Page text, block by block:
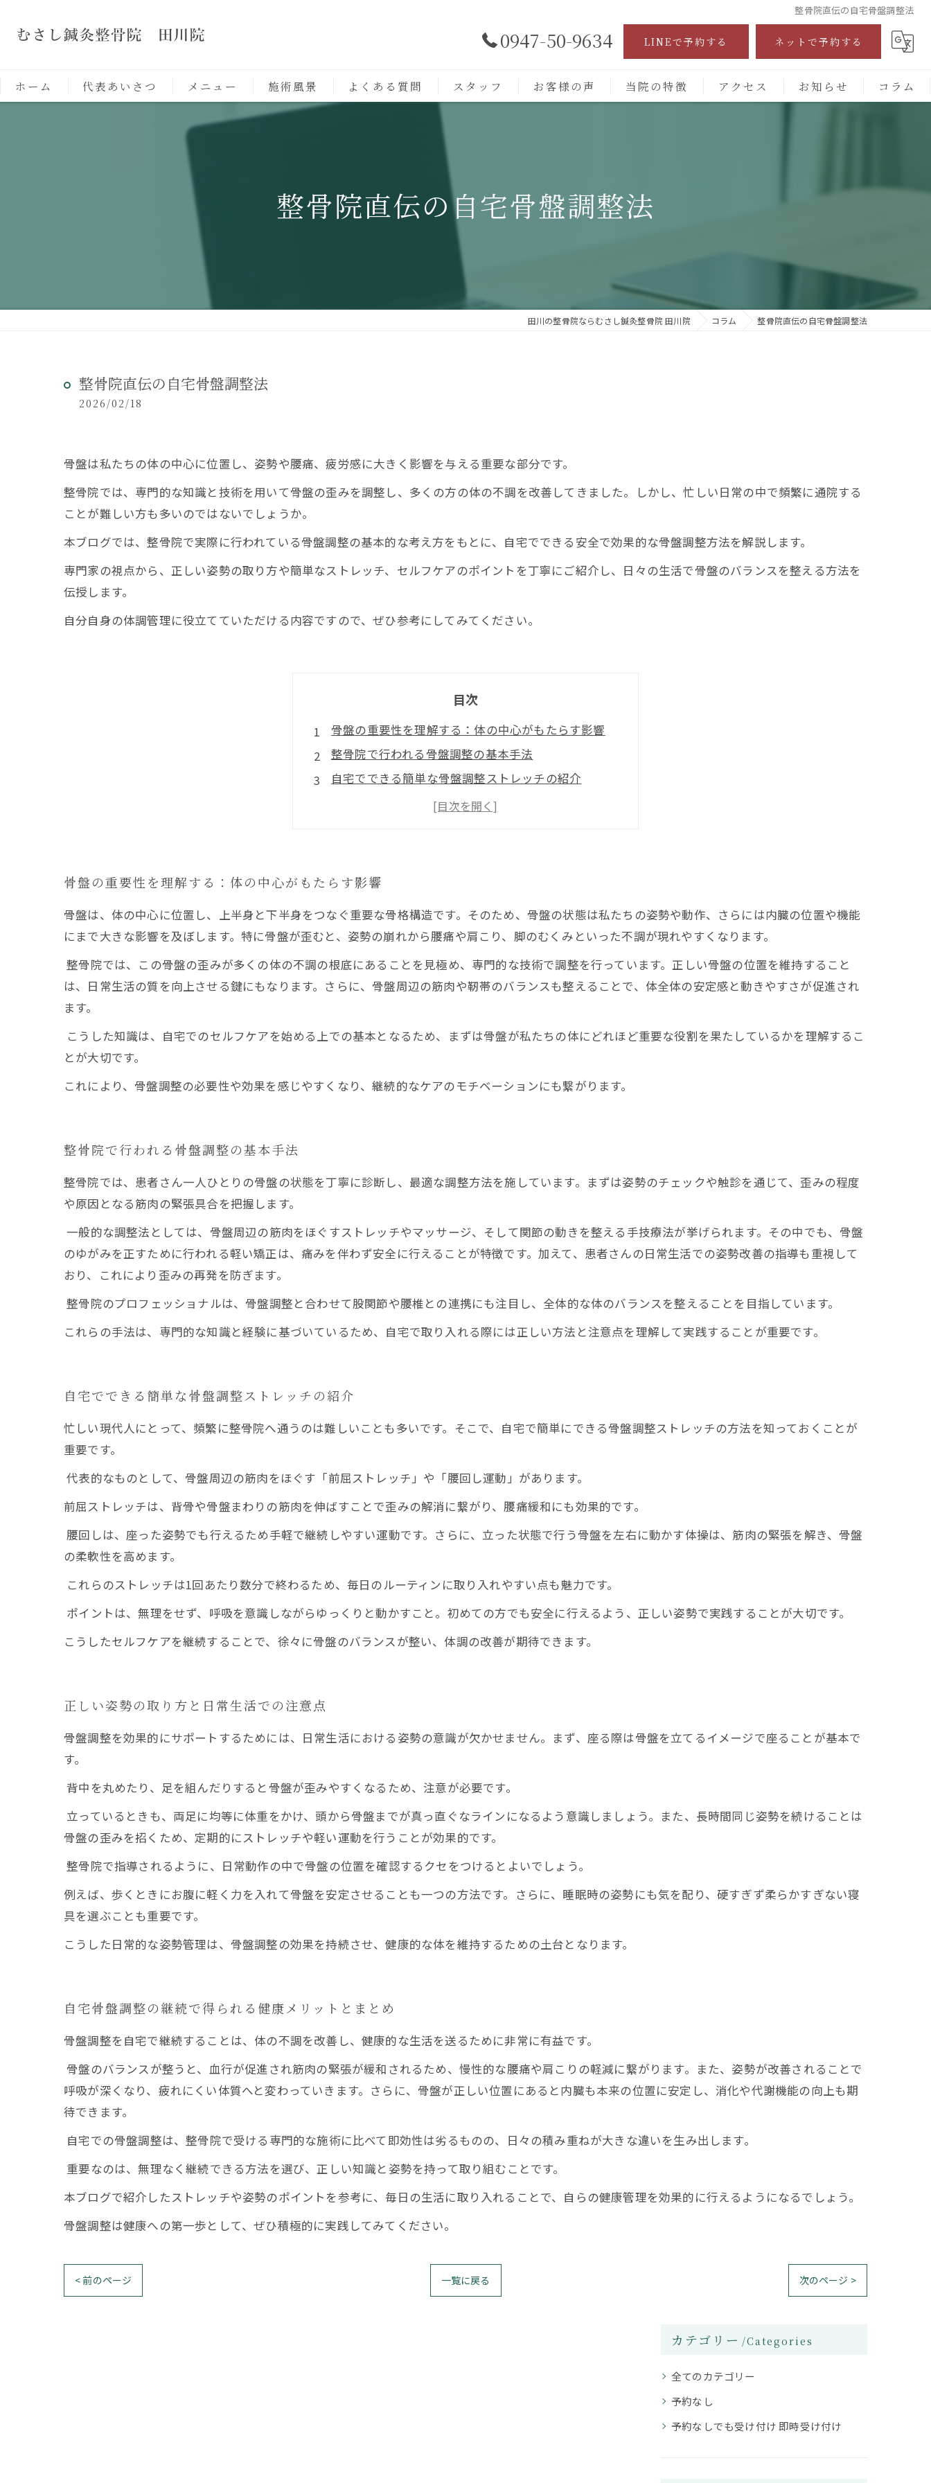
整骨院直伝の自宅骨盤調整法
0947-50-9634 LINEで予約する ネットで予約する
ホーム 代表あいさつ メニュー 施術風景 よくある質問 スタッフ お客様の声 当院の特徴
保険施術
アクセス お知らせ コラム
整骨院直伝の自宅骨盤調整法
田川の整骨院ならむさし鍼灸整骨院 田川院 コラム 整骨院直伝の自宅骨盤調整法
整骨院直伝の自宅骨盤調整法
2026/02/18
骨盤は私たちの体の中心に位置し、姿勢や腰痛、疲労感に大きく影響を与える重要な部分です。
整骨院では、専門的な知識と技術を用いて骨盤の歪みを調整し、多くの方の体の不調を改善してきました。しかし、忙しい日常の中で頻繁に通院する
ことが難しい方も多いのではないでしょうか。
本ブログでは、整骨院で実際に行われている骨盤調整の基本的な考え方をもとに、自宅でできる安全で効果的な骨盤調整方法を解説します。
専門家の視点から、正しい姿勢の取り方や簡単なストレッチ、セルフケアのポイントを丁寧にご紹介し、日々の生活で骨盤のバランスを整える方法を
伝授します。
自分自身の体調管理に役立てていただける内容ですので、ぜひ参考にしてみてください。
目次
骨盤の重要性を理解する：体の中心がもたらす影響
整骨院で行われる骨盤調整の基本手法
自宅でできる簡単な骨盤調整ストレッチの紹介
正しい姿勢の取り方と日常生活での注意点
骨盤の重要性を理解する：体の中心がもたらす影響
骨盤は、体の中心に位置し、上半身と下半身をつなぐ重要な骨格構造です。そのため、骨盤の状態は私たちの姿勢や動作、さらには内臓の位置や機能
にまで大きな影響を及ぼします。特に骨盤が歪むと、姿勢の崩れから腰痛や肩こり、脚のむくみといった不調が現れやすくなります。
整骨院では、この骨盤の歪みが多くの体の不調の根底にあることを見極め、専門的な技術で調整を行っています。正しい骨盤の位置を維持すること
は、日常生活の質を向上させる鍵にもなります。さらに、骨盤周辺の筋肉や靭帯のバランスも整えることで、体全体の安定感と動きやすさが促進され
ます。
こうした知識は、自宅でのセルフケアを始める上での基本となるため、まずは骨盤が私たちの体にどれほど重要な役割を果たしているかを理解するこ
とが大切です。
これにより、骨盤調整の必要性や効果を感じやすくなり、継続的なケアのモチベーションにも繋がります。
整骨院で行われる骨盤調整の基本手法
整骨院では、患者さん一人ひとりの骨盤の状態を丁寧に診断し、最適な調整方法を施しています。まずは姿勢のチェックや触診を通じて、歪みの程度
や原因となる筋肉の緊張具合を把握します。
一般的な調整法としては、骨盤周辺の筋肉をほぐすストレッチやマッサージ、そして関節の動きを整える手技療法が挙げられます。その中でも、骨盤
のゆがみを正すために行われる軽い矯正は、痛みを伴わず安全に行えることが特徴です。加えて、患者さんの日常生活での姿勢改善の指導も重視して
おり、これにより歪みの再発を防ぎます。
整骨院のプロフェッショナルは、骨盤調整と合わせて股関節や腰椎との連携にも注目し、全体的な体のバランスを整えることを目指しています。
これらの手法は、専門的な知識と経験に基づいているため、自宅で取り入れる際には正しい方法と注意点を理解して実践することが重要です。
自宅でできる簡単な骨盤調整ストレッチの紹介
忙しい現代人にとって、頻繁に整骨院へ通うのは難しいことも多いです。そこで、自宅で簡単にできる骨盤調整ストレッチの方法を知っておくことが
重要です。
代表的なものとして、骨盤周辺の筋肉をほぐす「前屈ストレッチ」や「腰回し運動」があります。
前屈ストレッチは、背骨や骨盤まわりの筋肉を伸ばすことで歪みの解消に繋がり、腰痛緩和にも効果的です。
腰回しは、座った姿勢でも行えるため手軽で継続しやすい運動です。さらに、立った状態で行う骨盤を左右に動かす体操は、筋肉の緊張を解き、骨盤
の柔軟性を高めます。
これらのストレッチは1回あたり数分で終わるため、毎日のルーティンに取り入れやすい点も魅力です。
ポイントは、無理をせず、呼吸を意識しながらゆっくりと動かすこと。初めての方でも安全に行えるよう、正しい姿勢で実践することが大切です。
こうしたセルフケアを継続することで、徐々に骨盤のバランスが整い、体調の改善が期待できます。
正しい姿勢の取り方と日常生活での注意点
骨盤調整を効果的にサポートするためには、日常生活における姿勢の意識が欠かせません。まず、座る際は骨盤を立てるイメージで座ることが基本で
す。
背中を丸めたり、足を組んだりすると骨盤が歪みやすくなるため、注意が必要です。
立っているときも、両足に均等に体重をかけ、頭から骨盤までが真っ直ぐなラインになるよう意識しましょう。また、長時間同じ姿勢を続けることは
骨盤の歪みを招くため、定期的にストレッチや軽い運動を行うことが効果的です。
整骨院で指導されるように、日常動作の中で骨盤の位置を確認するクセをつけるとよいでしょう。
例えば、歩くときにお腹に軽く力を入れて骨盤を安定させることも一つの方法です。さらに、睡眠時の姿勢にも気を配り、硬すぎず柔らかすぎない寝
具を選ぶことも重要です。
こうした日常的な姿勢管理は、骨盤調整の効果を持続させ、健康的な体を維持するための土台となります。
自宅骨盤調整の継続で得られる健康メリットとまとめ
骨盤調整を自宅で継続することは、体の不調を改善し、健康的な生活を送るために非常に有益です。
骨盤のバランスが整うと、血行が促進され筋肉の緊張が緩和されるため、慢性的な腰痛や肩こりの軽減に繋がります。また、姿勢が改善されることで
呼吸が深くなり、疲れにくい体質へと変わっていきます。さらに、骨盤が正しい位置にあると内臓も本来の位置に安定し、消化や代謝機能の向上も期
待できます。
自宅での骨盤調整は、整骨院で受ける専門的な施術に比べて即効性は劣るものの、日々の積み重ねが大きな違いを生み出します。
重要なのは、無理なく継続できる方法を選び、正しい知識と姿勢を持って取り組むことです。
本ブログで紹介したストレッチや姿勢のポイントを参考に、毎日の生活に取り入れることで、自らの健康管理を効果的に行えるようになるでしょう。
骨盤調整は健康への第一歩として、ぜひ積極的に実践してみてください。
< 前のページ 一覧に戻る 次のページ >
カテゴリー Categories
全てのカテゴリー
予約なし
予約なしでも受け付け 即時受け付け